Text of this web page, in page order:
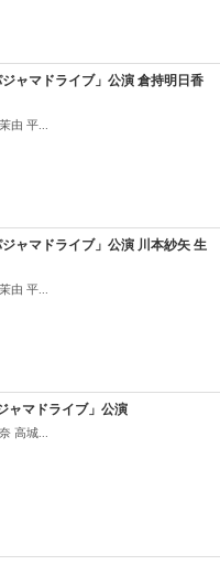
ャマドライブ」公演 倉持明日香
由 平...
ャマドライブ」公演 川本紗矢 生
由 平...
ャマドライブ」公演
高城...